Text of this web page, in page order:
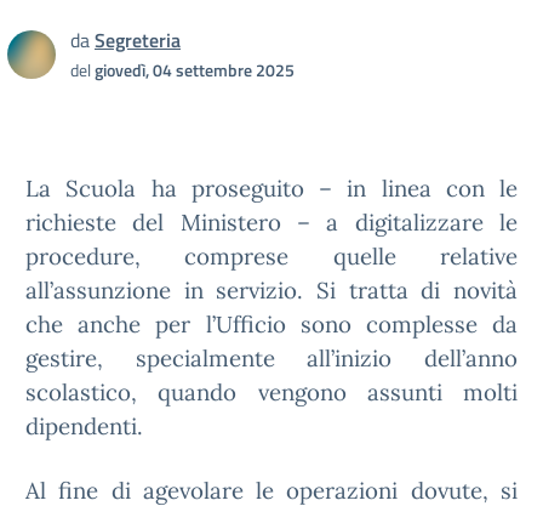
daSegreteria
delgiovedì, 04 settembre 2025
La Scuola ha proseguito – in linea con le
richieste del Ministero – a digitalizzare le
procedure, comprese quelle relative
all’assunzione in servizio. Si tratta di novità
che anche per l’Ufficio sono complesse da
gestire, specialmente all’inizio dell’anno
scolastico, quando vengono assunti molti
dipendenti.
Al fine di agevolare le operazioni dovute, si